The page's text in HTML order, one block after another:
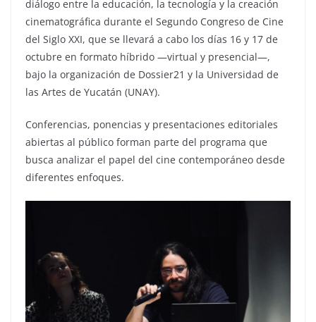
diálogo entre la educación, la tecnología y la creación
cinematográfica durante el Segundo Congreso de Cine
del Siglo XXI, que se llevará a cabo los días 16 y 17 de
octubre en formato híbrido —virtual y presencial—,
bajo la organización de Dossier21 y la Universidad de
las Artes de Yucatán (UNAY).
Conferencias, ponencias y presentaciones editoriales
abiertas al público forman parte del programa que
busca analizar el papel del cine contemporáneo desde
diferentes enfoques.